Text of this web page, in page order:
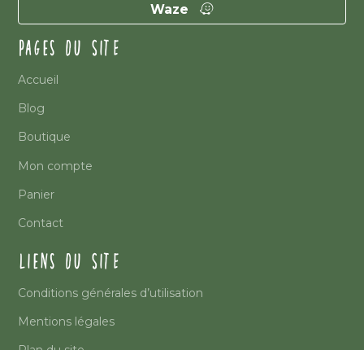
Waze
PAGES DU SITE
Accueil
Blog
Boutique
Mon compte
Panier
Contact
LIENS DU SITE
Conditions générales d’utilisation
Mentions légales